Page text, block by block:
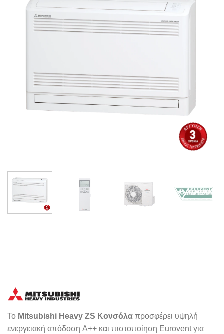
Το Mitsubishi Heavy ZS Κονσόλα προσφέρει υψηλή
ενεργειακή απόδοση A++ και πιστοποίηση Eurovent για